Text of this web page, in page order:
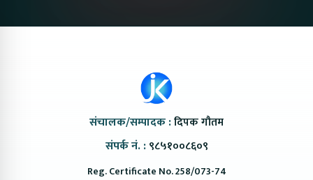
संचालक/सम्पादक :दिपक गौतम
संपर्क नं. : ९८५१००८६०९
Reg. Certificate No. 258/073-74